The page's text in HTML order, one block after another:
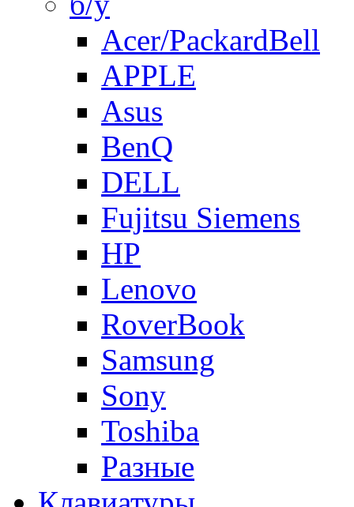
Acer/PackardBell
APPLE
Asus
BenQ
DELL
Fujitsu Siemens
HP
Lenovo
RoverBook
Samsung
Sony
Toshiba
Разные